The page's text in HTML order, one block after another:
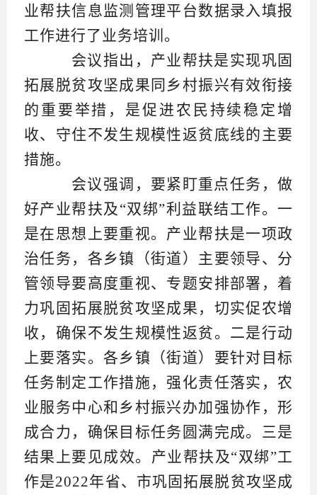
业帮扶信息监测管理平台数据录入填报
工作进行了业务培训。
会议指出，产业帮扶是实现巩固
拓展脱贫攻坚成果同乡村振兴有效衔接
的重要举措，是促进农民持续稳定增
收、守住不发生规模性返贫底线的主要
措施。
会议强调，要紧盯重点任务，做
好产业帮扶及“双绑”利益联结工作。一
是在思想上要重视。产业帮扶是一项政
治任务，各乡镇（街道）主要领导、分
管领导要高度重视、专题安排部署，着
力巩固拓展脱贫攻坚成果，切实促农增
收，确保不发生规模性返贫。二是行动
上要落实。各乡镇（街道）要针对目标
任务制定工作措施，强化责任落实，农
业服务中心和乡村振兴办加强协作，形
成合力，确保目标任务圆满完成。三是
结果上要见成效。产业帮扶及“双绑”工
作是2022年省、市巩固拓展脱贫攻坚成